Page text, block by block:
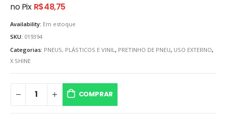
no Pix R$48,75
Availability: Em estoque
SKU: 019394
Categorias: PNEUS, PLÁSTICOS E VINIL , PRETINHO DE PNEU, USO EXTERNO,
X SHINE
COMPRAR